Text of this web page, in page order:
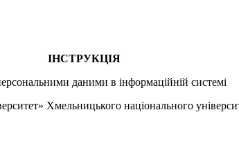
ІНСТРУКЦІЯ
даними в інформаційній системі
Хмельницького національного